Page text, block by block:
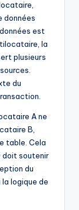
données
est
la
plusieurs
du
A ne
B,
table. Cela
doit soutenir
du
logique de